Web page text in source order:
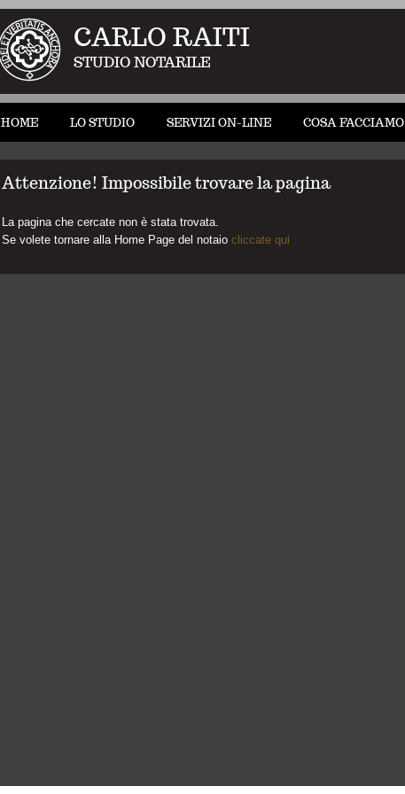
CARLO RAITI
STUDIO NOTARILE
HOME LO STUDIO SERVIZI ON-LINE COSA FACCIAMO
Attenzione! Impossibile trovare la pagina
La pagina che cercate non è stata trovata.
Se volete tornare alla Home Page del notaiocliccate qui